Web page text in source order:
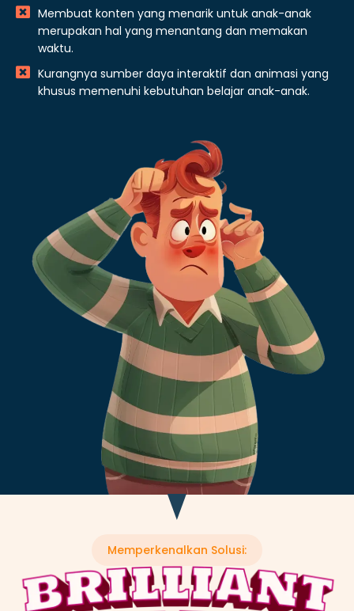
Membuat konten yang menarik untuk anak-anak
merupakan hal yang menantang dan memakan
waktu.
Kurangnya sumber daya interaktif dan animasi yang
khusus memenuhi kebutuhan belajar anak-anak.
Memperkenalkan Solusi: